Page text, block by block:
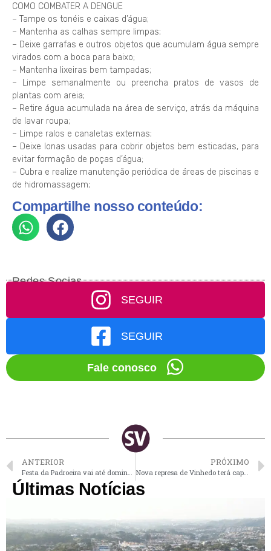
COMO COMBATER A DENGUE
– Tampe os tonéis e caixas d’água;
– Mantenha as calhas sempre limpas;
– Deixe garrafas e outros objetos que acumulam água sempre
virados com a boca para baixo;
– Mantenha lixeiras bem tampadas;
– Limpe semanalmente ou preencha pratos de vasos de
plantas com areia;
– Retire água acumulada na área de serviço, atrás da máquina
de lavar roupa;
– Limpe ralos e canaletas externas;
– Deixe lonas usadas para cobrir objetos bem esticadas, para
evitar formação de poças d’água;
– Cubra e realize manutenção periódica de áreas de piscinas e
de hidromassagem;
Compartilhe nosso conteúdo:
Redes Socias
SEGUIR
SEGUIR
Fale conosco
ANTERIOR
Festa da Padroeira vai até domingo com muita música e show de prêmios em Vinhedo
PRÓXIMO
Nova represa de Vinhedo terá capacidade de armazenar mais de 90 milhões de litros de água
Últimas Notícias